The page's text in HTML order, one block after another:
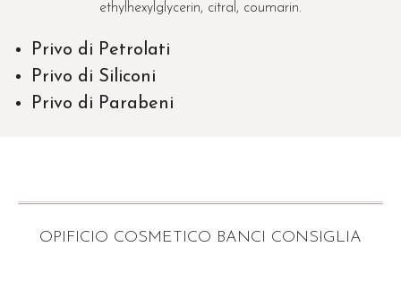
ethylhexylglycerin, citral, coumarin.
Privo di Petrolati
Privo di Siliconi
Privo di Parabeni
OPIFICIO COSMETICO BANCI CONSIGLIA